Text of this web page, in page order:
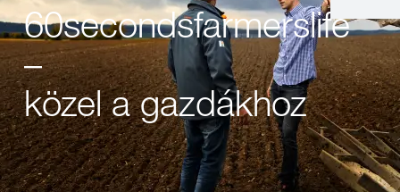
60secondsfarmerslife
–
közel a gazdákhoz